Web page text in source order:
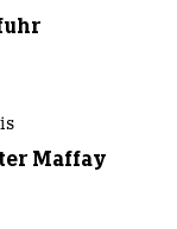
Maffay